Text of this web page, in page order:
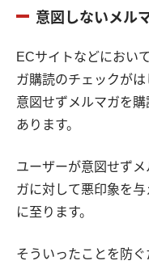
意図しないメル
ECサイトなどにおい
ガ購読のチェックが
意図せずメルマガを
あります。
ユーザーが意図せず
ガに対して悪印象を
に至ります。
そういったことを防